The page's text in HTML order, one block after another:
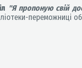
"Я пропоную свій
переможниці